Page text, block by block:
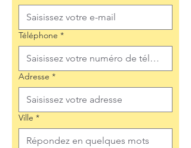
Téléphone *
Adresse *
Ville *